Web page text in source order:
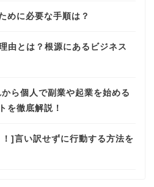
めに必要な手順は？
由とは？根源にあるビジネス
ら個人で副業や起業を始める
を徹底解説！
]言い訳せずに行動する方法を